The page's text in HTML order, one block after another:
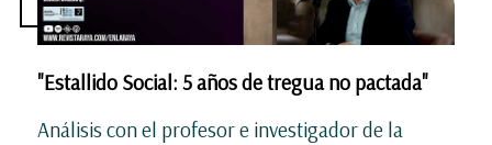
"Estallido Social: 5 años de tregua no pactada"
Análisis con el profesor e investigador de la